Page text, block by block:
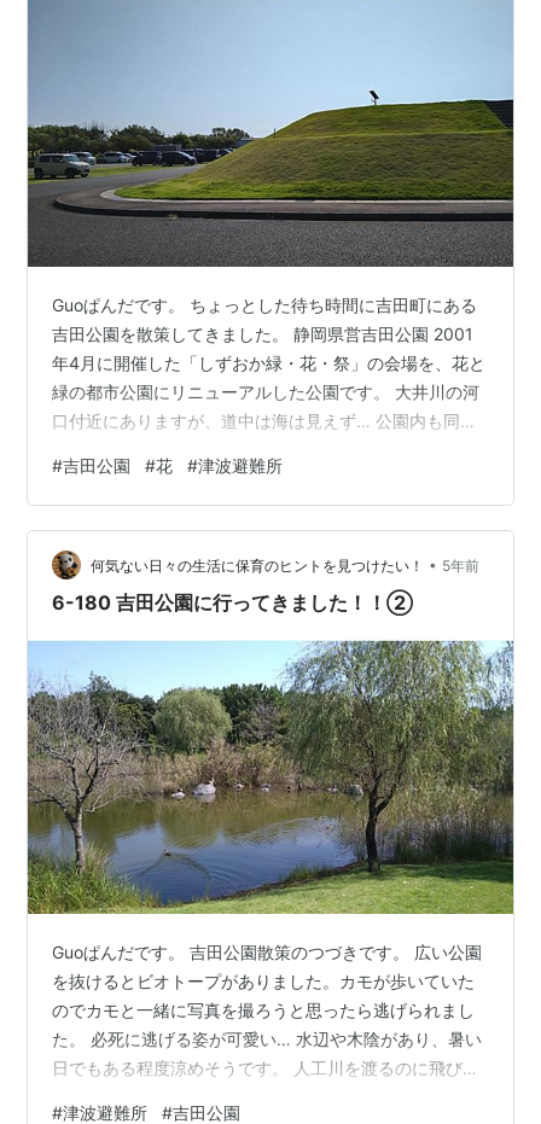
Guoぱんだです。 ちょっとした待ち時間に吉田町にある
吉田公園を散策してきました。 静岡県営吉田公園 2001
年4月に開催した「しずおか緑・花・祭」の会場を、花と
緑の都市公園にリニューアルした公園です。 大井川の河
口付近にありますが、道中は海は見えず… 公園内も同様
いるようです。 駐車場も広く、どこに停めようかと迷い
ましたが、第一駐車場に車を停めました。目の前には津
波避難所「命山」がありました。 登ってみると、芝生広
場になっていました。残念ながらここでも海は見えず…
マイナーな公園かと思っていたら、結構な人出で、子ど
#吉田公園 #花 #津波避難所
何気ない日々の生活に保育のヒントを見つけたい！ • 5年前
6-180 吉田公園に行ってきました！！②
Guoぱんだです。 吉田公園散策のつづきです。 広い公園
を抜けるとビオトープがありました。カモが歩いていた
のでカモと一緒に写真を撮ろうと思ったら逃げられまし
た。 必死に逃げる姿が可愛い… 水辺や木陰があり、暑い
日でもある程度涼めそうです。 人工川を渡るのに飛び石
#津波避難所 #吉田公園